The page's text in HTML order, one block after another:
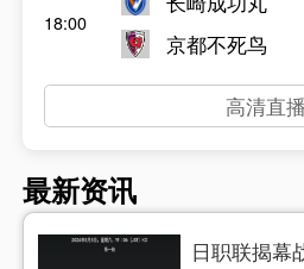
18:00
京都不死鸟
高清直播
最新资讯
日职联揭幕